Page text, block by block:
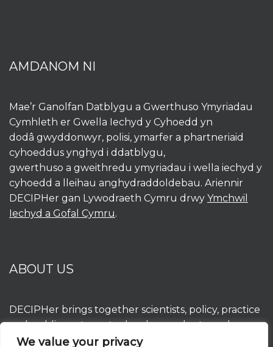
We value your privacy
AMDANOM NI
Mae’r Ganolfan Datblygu a Gwerthuso Ymyriadau
Cymhleth er Gwella Iechyd y Cyhoedd yn
dodâ gwyddonwyr, polisi, ymarfer a phartneriaid
cyhoeddus ynghyd i ddatblygu,
gwerthuso a gweithredu ymyriadau i wella iechyd y
cyhoedd a lleihau anghydraddoldebau. Ariennir
DECIPHer gan Lywodraeth Cymru drwy Ymchwil
Iechyd a Gofal Cymru.
ABOUT US
DECIPHer brings together scientists, policy, practice
and public partners to develop, evaluate and
implement interventions to improve population